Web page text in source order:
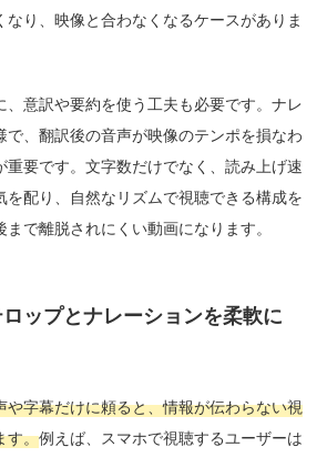
なり、映像と合わなくなるケースがありま
、意訳や要約を使う工夫も必要です。ナレ
で、翻訳後の音声が映像のテンポを損なわ
重要です。文字数だけでなく、読み上げ速
を配り、自然なリズムで視聴できる構成を
で離脱されにくい動画になります。
ップとナレーションを柔軟に
や字幕だけに頼ると、情報が伝わらない視
す。例えば、スマホで視聴するユーザーは